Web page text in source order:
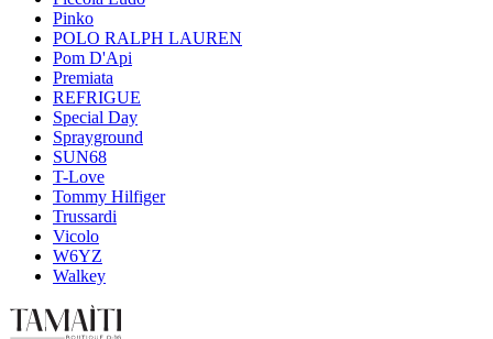
Pinko
POLO RALPH LAUREN
Pom D'Api
Premiata
REFRIGUE
Special Day
Sprayground
SUN68
T-Love
Tommy Hilfiger
Trussardi
Vicolo
W6YZ
Walkey